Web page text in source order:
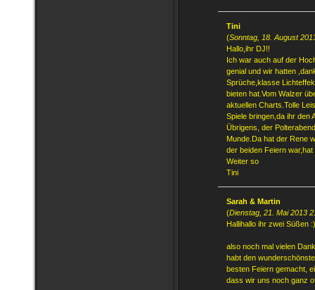
Tini
(Sonntag, 18. August
Hallo,ihr DJ!!
Ich war auch auf der
genial und wir hatten
Sprüche,klasse
bieten hat.Vom Walzer
aktuellen Charts.Tolle
Spiele bringen,da ihr den
Übrigens, der
Munde.Da hat der Rene
der beiden Feiern
Weiter so
Tini
Sarah & Martin
(Dienstag, 21. Mai 2013
Hallihallo ihr zwei Süßen :)
also noch mal vielen
habt den
besten Feiern gemacht,
dass wir uns noch ganz